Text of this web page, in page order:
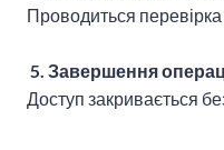
Проводиться перевірка
5. Завершення
Доступ закривається